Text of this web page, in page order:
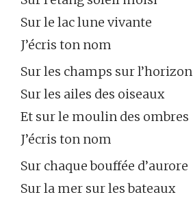
Sur le lac lune vivante
J’écris ton nom
Sur les champs sur l’horizon
Sur les ailes des oiseaux
Et sur le moulin des ombres
J’écris ton nom
Sur chaque bouffée d’aurore
Sur la mer sur les bateaux